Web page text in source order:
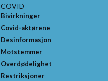
COVID
Bivirkninger
Covid-aktørene
Desinformasjon
Motstemmer
Overdødelighet
Restriksjoner